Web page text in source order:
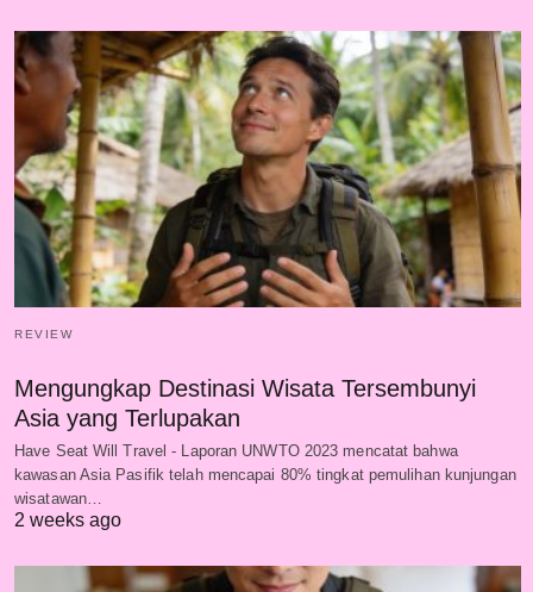
REVIEW
Mengungkap Destinasi Wisata Tersembunyi
Asia yang Terlupakan
Have Seat Will Travel - Laporan UNWTO 2023 mencatat bahwa
kawasan Asia Pasifik telah mencapai 80% tingkat pemulihan kunjungan
wisatawan…
2 weeks ago